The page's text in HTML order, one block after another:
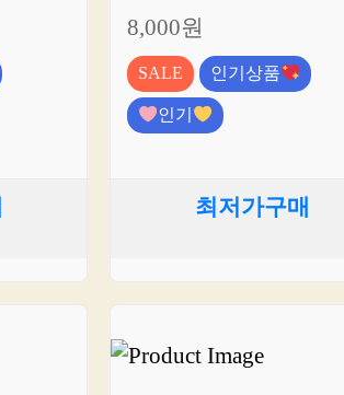
8,000원
SALE
인기상품
인기
최저가구매